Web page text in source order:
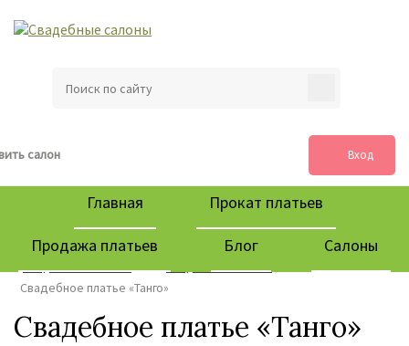
салон Вход
Главная Прокат платьев
Продажа платьев Блог Салоны
Свадебные салоны
Cвадебные платья
Свадебное платье «Танго»
Свадебное платье «Танго»